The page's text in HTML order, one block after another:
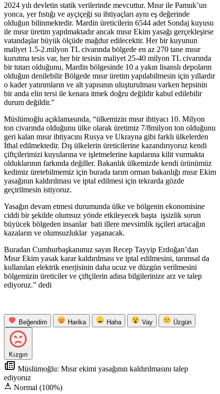
2024 yılı devletin statik verilerinde mevcuttur. Mısır ile Pamuk’un
yonca, yer fıstığı ve ayçiçeği su ihtiyaçları aynı eş değerinde
olduğun bilinmektedir. Mardin üreticilerin 6544 adet Sondaj kuyusu
ile mısır üretim yapılmaktadır ancak mısır Ekim yasağı gerçekleşirse
vatandaşlar büyük ölçüde mağdur edilecektir. Her bir kuyunun
maliyet 1.5-2.milyon TL civarında bölgede en az 270 tane mısır
kurutma tesis var, her bir tesisin maliyet 25-40 milyon TL civarında
bir tutarı olduğunu, Mardin bölgesinde 10 a yakın lisanslı depoların
olduğun denilebilir Bölgede mısır üretim yapılabilmesin için yıllardır
o kader yatırımların ve alt yapısının uluşturulması varken hepsinin
bir anda elin tersi ile kenara itmek doğru değildir kabul edilebilir
durum değildir.”
Müslümoğlu açıklamasında, “ülkemizin mısır ihtiyacı 10. Milyon
ton civarında olduğunu ülke olarak üretimiz 7/8milyon ton olduğunu
geri kalan mısır ihtiyacını Rusya ve Ukrayna gibi farklı ülkelerden
İthal edilmektedir. Dış ülkelerin üreticilerine kazandırıyoruz kendi
çiftçilerimizi kuyularına ve işletmelerine kapılarına kilit vurmakta
olduklarının farkında değiller. Bakanlık ülkemizde kendi ürünümüz
kedimiz üretebilmemiz için burada tarım orman bakanlığı mısır Ekim
yasağının kaldırılması ve iptal edilmesi için tekrarda gözde
geçirilmesin istiyoruz.
Yasağın devam etmesi durumunda ülke ve bölgenin ekonomisine
ciddi bir şekilde olumsuz yönde etkileyecek başta işsizlik sorun
büyücek bölgeden insanlar bati illere mevsimlik işçileri artacağın
kazaların ve olumsuzluklar yaşanacak.
Buradan Cumhurbaşkanımız sayın Recep Tayyip Erdoğan’dan
Mısır Ekim yasak karar kaldırılması ve iptal edilmesini, tarımsal da
kullanılan elektrik enerjisinin daha ucuz ve düzgün verilmesini
bölgemizin üreticiler ve çiftçilerin adına bilgilerinize arz ve talep
ediyoruz.” dedi
Beğendim Harika Haha Vay Üzgün
Kızgın
Müslümoğlu: Mısır ekimi yasağının kaldırılmasını talep
ediyoruz
Normal (100%)